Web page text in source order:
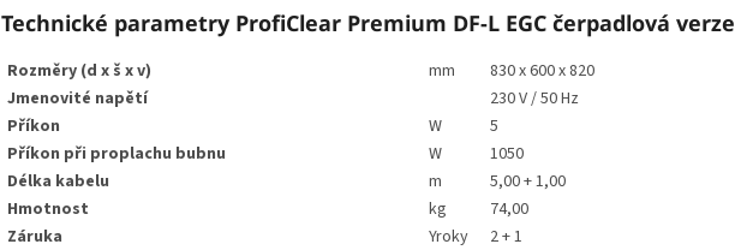
Technické parametry ProfiClear Premium DF-L EGC čerpadlová verze
Rozměry (d x š x v) mm
830 x 600 x 820
Jmenovité napětí
230 V / 50 Hz
Příkon
W
5
Příkon při proplachu bubnu
W
1050
Délka kabelu
m
5,00 + 1,00
Hmotnost
kg
74,00
Záruka
Yroky
2 + 1